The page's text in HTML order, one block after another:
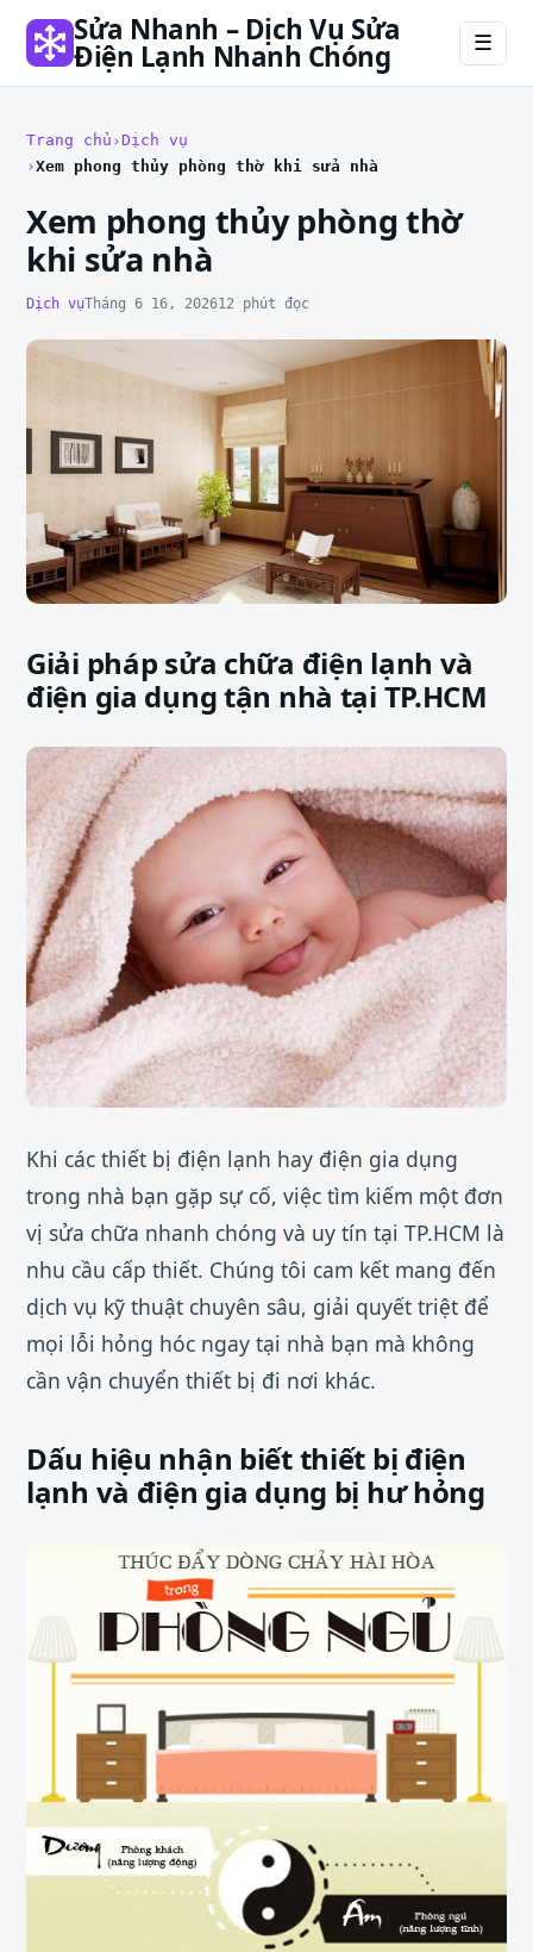
Sửa Nhanh – Dịch Vụ Sửa
Điện Lạnh Nhanh Chóng ☰
Trang chủ Dịch vụ
Xem phong thủy phòng thờ khi sửa nhà
Xem phong thủy phòng thờ
khi sửa nhà
Dịch vụTháng 6 16, 202612 phút đọc
Giải pháp sửa chữa điện lạnh và
điện gia dụng tận nhà tại TP.HCM
Khi các thiết bị điện lạnh hay điện gia dụng
trong nhà bạn gặp sự cố, việc tìm kiếm một đơn
vị sửa chữa nhanh chóng và uy tín tại TP.HCM là
nhu cầu cấp thiết. Chúng tôi cam kết mang đến
dịch vụ kỹ thuật chuyên sâu, giải quyết triệt để
mọi lỗi hỏng hóc ngay tại nhà bạn mà không
cần vận chuyển thiết bị đi nơi khác.
Dấu hiệu nhận biết thiết bị điện
lạnh và điện gia dụng bị hư hỏng